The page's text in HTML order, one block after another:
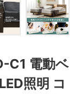
C1 電動ベ
照明 コ